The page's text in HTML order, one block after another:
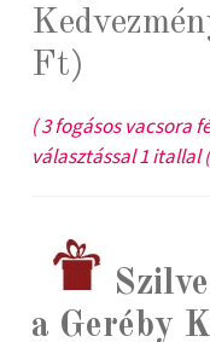
Ft)
( 3 fogásos vacsora
választással 1 itallal
a Geréby